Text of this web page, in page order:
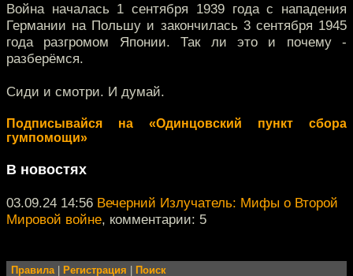
Война началась 1 сентября 1939 года с нападения
Германии на Польшу и закончилась 3 сентября 1945
года разгромом Японии. Так ли это и почему -
разберёмся.
Сиди и смотри. И думай.
Подписывайся на «Одинцовский пункт сбора
гумпомощи»
В новостях
03.09.24 14:56 Вечерний Излучатель: Мифы о Второй
Мировой войне, комментарии: 5
Правила| Регистрация Поиск